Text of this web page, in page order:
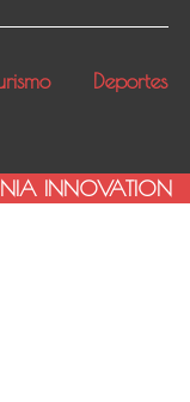
Deportes
INNOVATION